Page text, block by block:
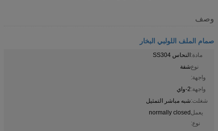
وصف
صمام الملف اللولبي البخار
مادة:النحاس SS304
نوع
واجهة:
شفة
واجهة:2-واي
شغلت:شبه مباشر التمثيل
يعمل
نوع:
normally closed